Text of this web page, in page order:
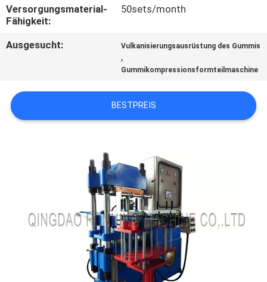
NACHRICHTEN
SITEMAP
Versorgungsmaterial-
Fähigkeit:
50sets/month
Ausgesucht: Vulkanisierungsausrüstung des Gummis
,
Gummikompressionsformteilmaschine
BESTPREIS